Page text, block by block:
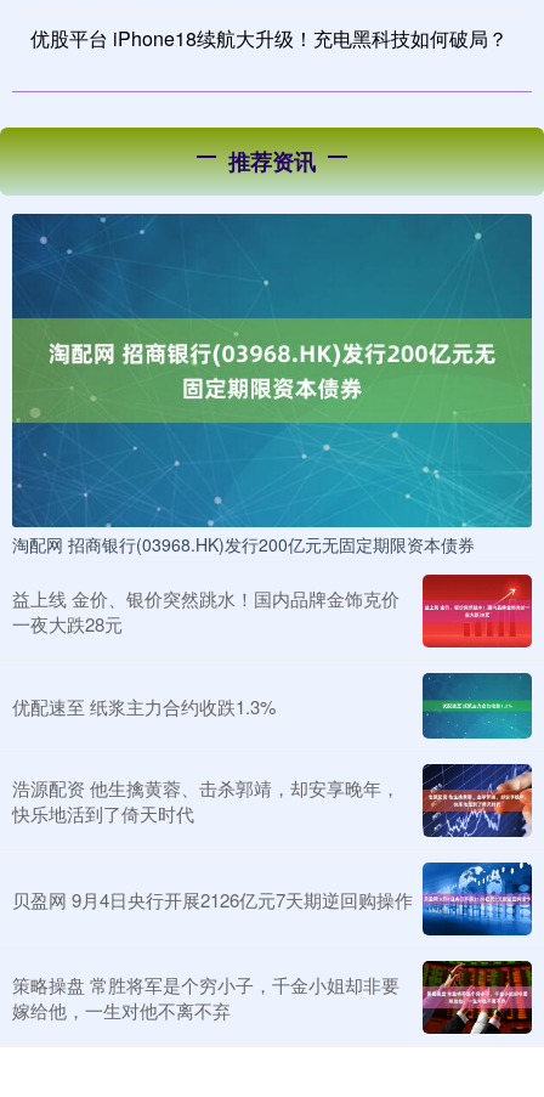
优股平台 iPhone18续航大升级！充电黑科技如何破局？
推荐资讯
淘配网 招商银行(03968.HK)发行200亿元无固定期限资本债券
益上线 金价、银价突然跳水！国内品牌金饰克价
一夜大跌28元
优配速至 纸浆主力合约收跌1.3%
浩源配资 他生擒黄蓉、击杀郭靖，却安享晚年，
快乐地活到了倚天时代
贝盈网 9月4日央行开展2126亿元7天期逆回购操作
策略操盘 常胜将军是个穷小子，千金小姐却非要
嫁给他，一生对他不离不弃